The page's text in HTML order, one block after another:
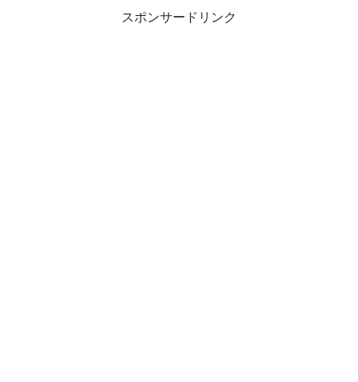
スポンサードリンク